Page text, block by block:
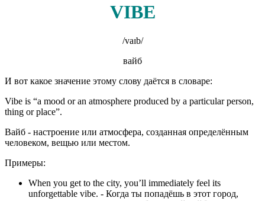
VIBE
/vaɪb/
вайб
И вот какое значение этому слову даётся в словаре:
Vibe is “a mood or an atmosphere produced by a particular person,
thing or place”.
Вайб - настроение или атмосфера, созданная определённым
человеком, вещью или местом.
Примеры:
When you get to the city, you’ll immediately feel its
unforgettable vibe. - Когда ты попадёшь в этот город,